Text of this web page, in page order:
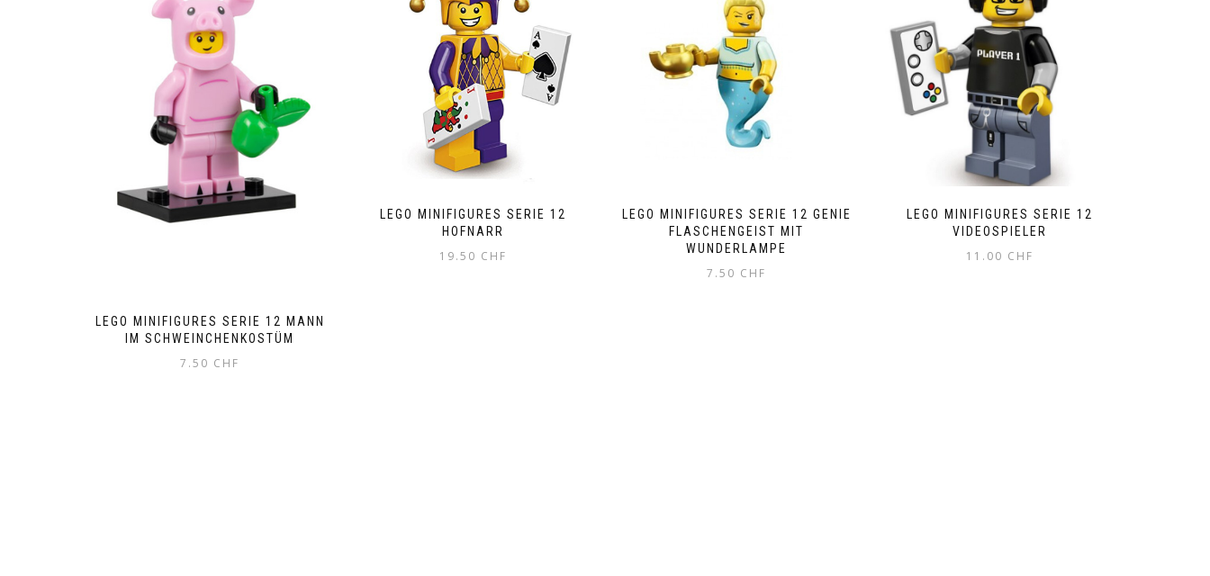
LEGO MINIFIGURES SERIE 12 MANN
IM SCHWEINCHENKOSTÜM
7.50 CHF
LEGO MINIFIGURES SERIE 12
HOFNARR
19.50 CHF
LEGO MINIFIGURES SERIE 12 GENIE
FLASCHENGEIST MIT
WUNDERLAMPE
7.50 CHF
LEGO MINIFIGURES SERIE 12
VIDEOSPIELER
11.00 CHF